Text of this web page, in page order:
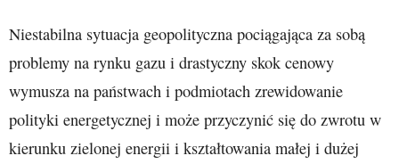
Niestabilna sytuacja geopolityczna pociągająca za sobą
problemy na rynku gazu i drastyczny skok cenowy
wymusza na państwach i podmiotach zrewidowanie
polityki energetycznej i może przyczynić się do zwrotu w
kierunku zielonej energii i kształtowania małej i dużej